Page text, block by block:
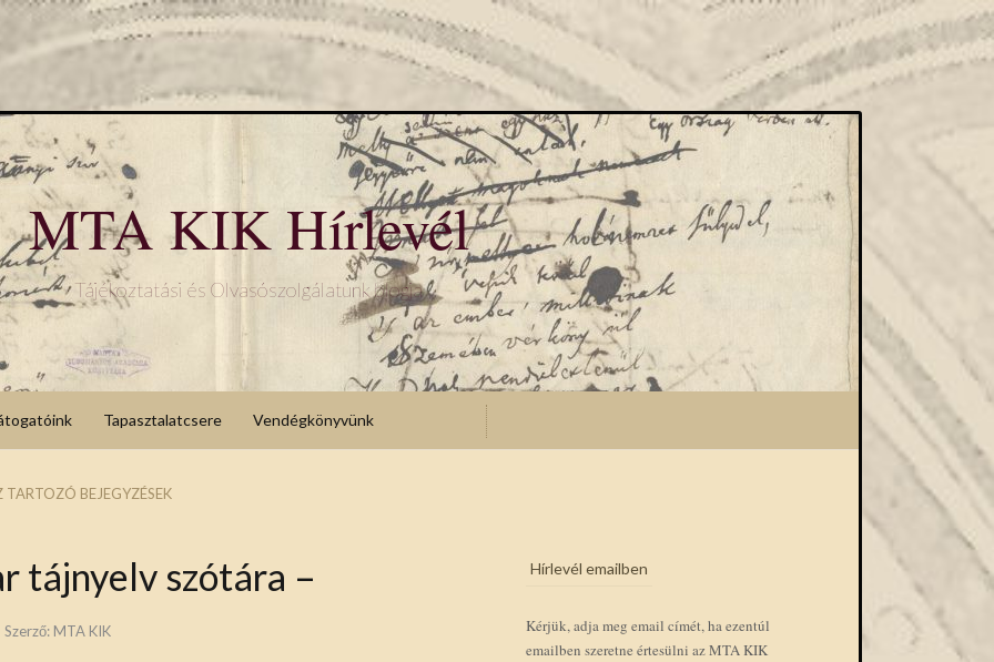
MTA KIK Hírlevél
Tájékoztatási és Olvasószolgálatunk blogja
Tapasztalatcsere Vendégkönyvünk
TARTOZÓ BEJEGYZÉSEK
tájnyelv szótára –
Szerző: MTA KIK
Hírlevél emailben
Kérjük, adja meg email címét, ha ezentúl
emailben szeretne értesülni az MTA KIK